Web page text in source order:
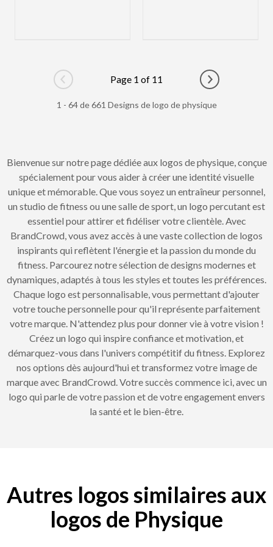
Go to previous page
Page 1 of 11
Go to next
1 - 64 de 661 Designs de logo de physique
Bienvenue sur notre page dédiée aux logos de physique, conçue
spécialement pour vous aider à créer une identité visuelle
unique et mémorable. Que vous soyez un entraîneur personnel,
un studio de fitness ou une salle de sport, un logo percutant est
essentiel pour attirer et fidéliser votre clientèle. Avec
BrandCrowd, vous avez accès à une vaste collection de logos
inspirants qui reflètent l'énergie et la passion du monde du
fitness. Parcourez notre sélection de designs modernes et
dynamiques, adaptés à tous les styles et toutes les préférences.
Chaque logo est personnalisable, vous permettant d'ajouter
votre touche personnelle pour qu'il représente parfaitement
votre marque. N'attendez plus pour donner vie à votre vision !
Créez un logo qui inspire confiance et motivation, et
démarquez-vous dans l'univers compétitif du fitness. Explorez
nos options dès aujourd'hui et transformez votre image de
marque avec BrandCrowd. Votre succès commence ici, avec un
logo qui parle de votre passion et de votre engagement envers
la santé et le bien-être.
Autres logos similaires aux
logos de Physique